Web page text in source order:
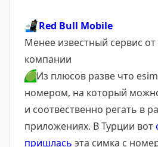
📲 Red Bull Mobile
Менее известный сервис
компании
🟢Из плюсов разве что
номером, на который
и соотвественно регать в
приложениях. В Турции вот
пришлась эта симка с